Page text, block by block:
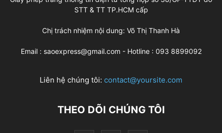
STT & TT TP.HCM cấp
Chị trách nhiệm nội dung: Võ Thị Thanh Hà
Email : saoexpress@gmail.com - Hotline : 093 8899092
Liên hệ chúng tôi: contact@yoursite.com
THEO DÕI CHÚNG TÔI